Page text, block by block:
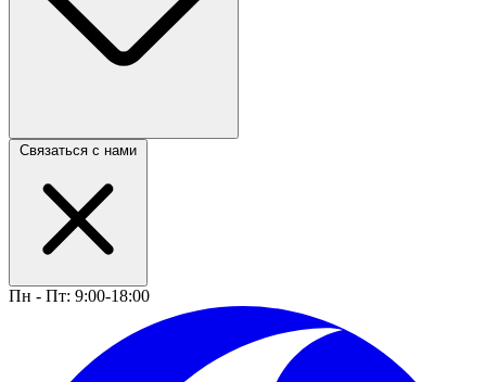
Связаться с нами
Пн - Пт: 9:00-18:00